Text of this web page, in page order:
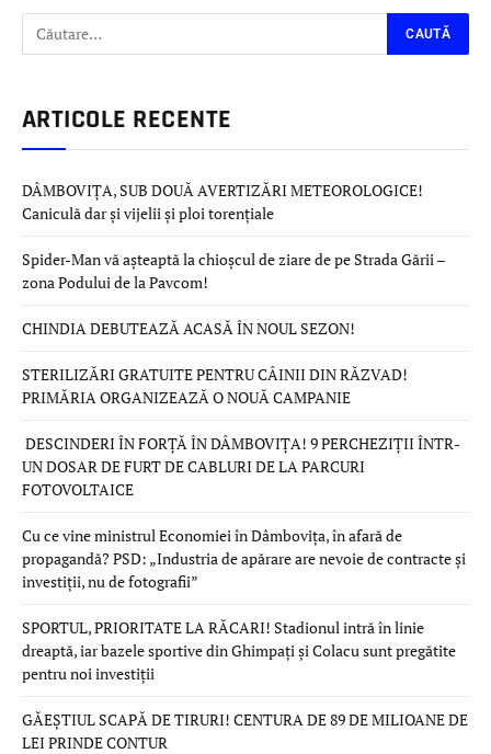
ARTICOLE RECENTE
DÂMBOVIȚA, SUB DOUĂ AVERTIZĂRI METEOROLOGICE!
Caniculă dar și vijelii și ploi torențiale
Spider-Man vă așteaptă la chioșcul de ziare de pe Strada Gării –
zona Podului de la Pavcom!
CHINDIA DEBUTEAZĂ ACASĂ ÎN NOUL SEZON!
STERILIZĂRI GRATUITE PENTRU CÂINII DIN RĂZVAD!
PRIMĂRIA ORGANIZEAZĂ O NOUĂ CAMPANIE
DESCINDERI ÎN FORȚĂ ÎN DÂMBOVIȚA! 9 PERCHEZIȚII ÎNTR-
UN DOSAR DE FURT DE CABLURI DE LA PARCURI
FOTOVOLTAICE
Cu ce vine ministrul Economiei în Dâmbovița, în afară de
propagandă? PSD: „Industria de apărare are nevoie de contracte și
investiții, nu de fotografii”
SPORTUL, PRIORITATE LA RĂCARI! Stadionul intră în linie
dreaptă, iar bazele sportive din Ghimpați și Colacu sunt pregătite
pentru noi investiții
GĂEȘTIUL SCAPĂ DE TIRURI! CENTURA DE 89 DE MILIOANE DE
LEI PRINDE CONTUR